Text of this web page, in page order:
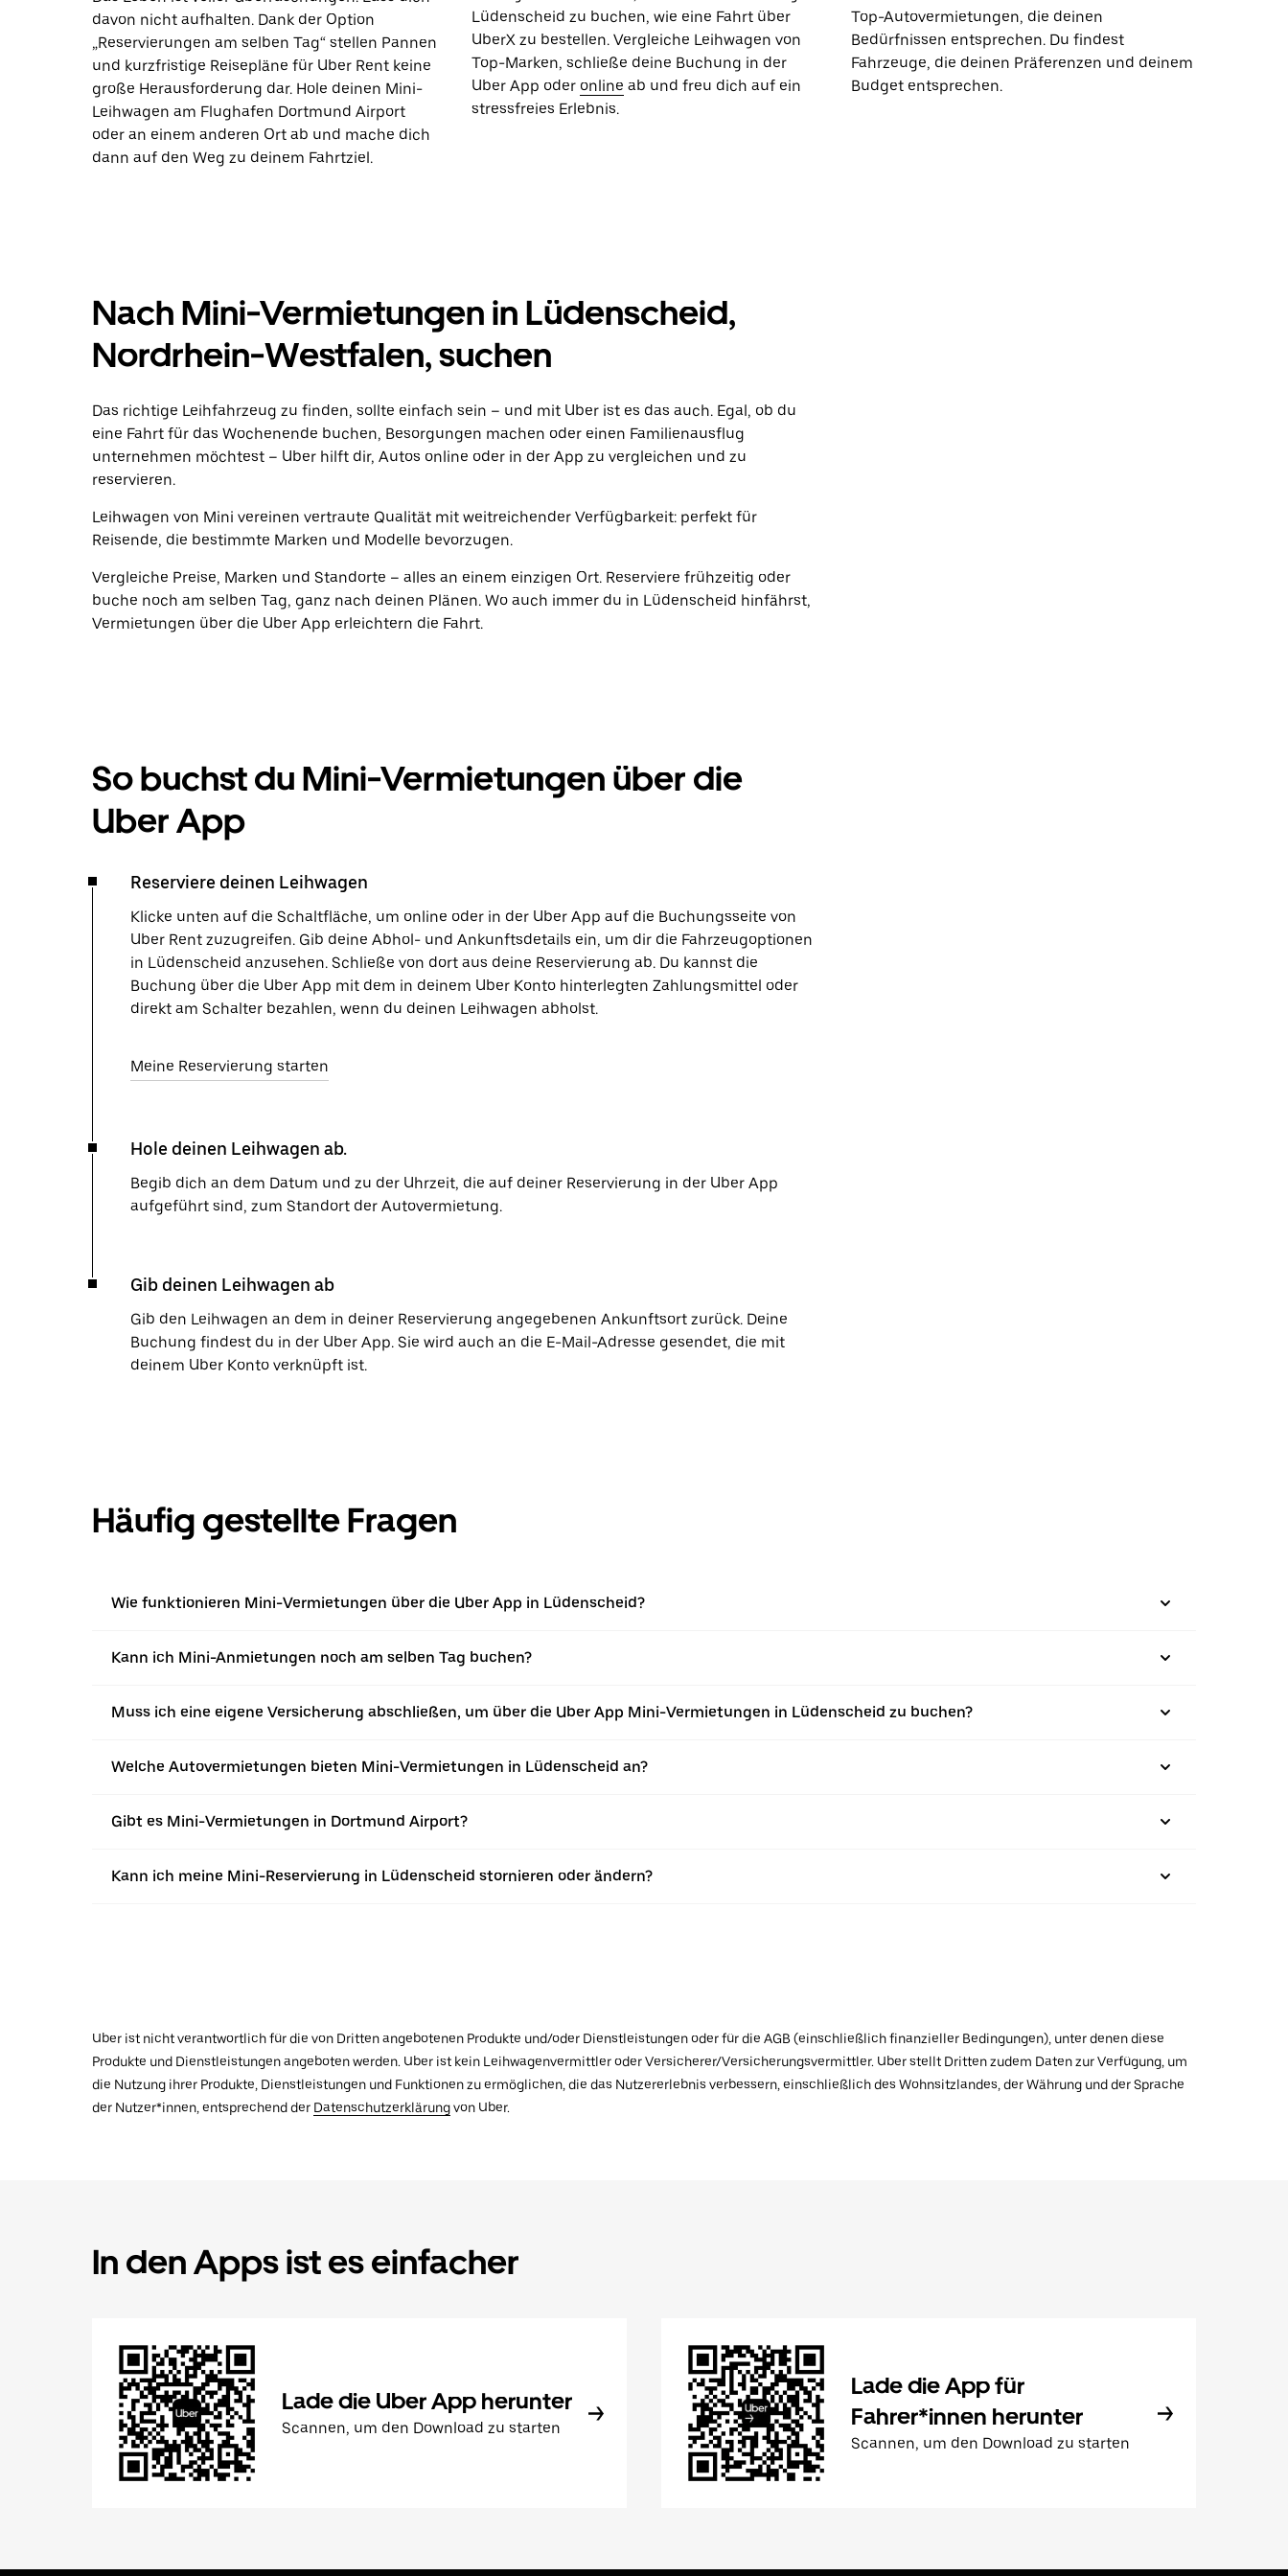
davon nicht aufhalten. Dank der Option
„Reservierungen am selben Tag“ stellen Pannen
und kurzfristige Reisepläne für Uber Rent keine
große Herausforderung dar. Hole deinen Mini-
Leihwagen am Flughafen Dortmund Airport
oder an einem anderen Ort ab und mache dich
dann auf den Weg zu deinem Fahrtziel.
Lüdenscheid zu buchen, wie eine Fahrt über
UberX zu bestellen. Vergleiche Leihwagen von
Top-Marken, schließe deine Buchung in der
Uber App oder online ab und freu dich auf ein
stressfreies Erlebnis.
Top-Autovermietungen, die deinen
Bedürfnissen entsprechen. Du findest
Fahrzeuge, die deinen Präferenzen und deinem
Budget entsprechen.
Nach Mini-Vermietungen in Lüdenscheid,
Nordrhein-Westfalen, suchen
Das richtige Leihfahrzeug zu finden, sollte einfach sein – und mit Uber ist es das auch. Egal, ob du
eine Fahrt für das Wochenende buchen, Besorgungen machen oder einen Familienausflug
unternehmen möchtest – Uber hilft dir, Autos online oder in der App zu vergleichen und zu
reservieren.
Leihwagen von Mini vereinen vertraute Qualität mit weitreichender Verfügbarkeit: perfekt für
Reisende, die bestimmte Marken und Modelle bevorzugen.
Vergleiche Preise, Marken und Standorte – alles an einem einzigen Ort. Reserviere frühzeitig oder
buche noch am selben Tag, ganz nach deinen Plänen. Wo auch immer du in Lüdenscheid hinfährst,
Vermietungen über die Uber App erleichtern die Fahrt.
So buchst du Mini-Vermietungen über die
Uber App
Reserviere deinen Leihwagen
Klicke unten auf die Schaltfläche, um online oder in der Uber App auf die Buchungsseite von
Uber Rent zuzugreifen. Gib deine Abhol- und Ankunftsdetails ein, um dir die Fahrzeugoptionen
in Lüdenscheid anzusehen. Schließe von dort aus deine Reservierung ab. Du kannst die
Buchung über die Uber App mit dem in deinem Uber Konto hinterlegten Zahlungsmittel oder
direkt am Schalter bezahlen, wenn du deinen Leihwagen abholst.
Meine Reservierung starten
Hole deinen Leihwagen ab.
Begib dich an dem Datum und zu der Uhrzeit, die auf deiner Reservierung in der Uber App
aufgeführt sind, zum Standort der Autovermietung.
Gib deinen Leihwagen ab
Gib den Leihwagen an dem in deiner Reservierung angegebenen Ankunftsort zurück. Deine
Buchung findest du in der Uber App. Sie wird auch an die E-Mail-Adresse gesendet, die mit
deinem Uber Konto verknüpft ist.
Häufig gestellte Fragen
Wie funktionieren Mini-Vermietungen über die Uber App in Lüdenscheid?
Kann ich Mini-Anmietungen noch am selben Tag buchen?
Muss ich eine eigene Versicherung abschließen, um über die Uber App Mini-Vermietungen in Lüdenscheid zu buchen?
Welche Autovermietungen bieten Mini-Vermietungen in Lüdenscheid an?
Gibt es Mini-Vermietungen in Dortmund Airport?
Kann ich meine Mini-Reservierung in Lüdenscheid stornieren oder ändern?
Uber ist nicht verantwortlich für die von Dritten angebotenen Produkte und/oder Dienstleistungen oder für die AGB (einschließlich finanzieller Bedingungen), unter denen diese
Produkte und Dienstleistungen angeboten werden. Uber ist kein Leihwagenvermittler oder Versicherer/Versicherungsvermittler. Uber stellt Dritten zudem Daten zur Verfügung, um
die Nutzung ihrer Produkte, Dienstleistungen und Funktionen zu ermöglichen, die das Nutzererlebnis verbessern, einschließlich des Wohnsitzlandes, der Währung und der Sprache
der Nutzer*innen, entsprechend der Datenschutzerklärungvon Uber.
In den Apps ist es einfacher
Lade die Uber App herunter
Scannen, um den Download zu starten
Lade die App für
Fahrer*innen herunter
Scannen, um den Download zu starten